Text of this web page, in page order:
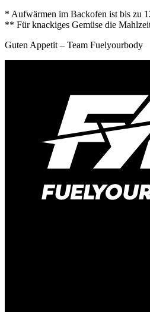
* Aufwärmen im Backofen ist bis zu
** Für knackiges Gemüse die
Guten Appetit – Team Fuelyourbody